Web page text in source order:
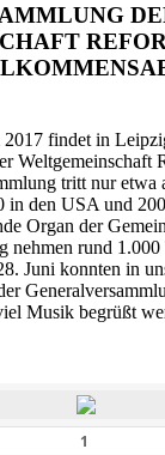
findet in
Weltgemeinschaft
tritt nur etwa
in den USA und
Organ der
nehmen rund 1.000
Juni konnten in
Musik begrüßt